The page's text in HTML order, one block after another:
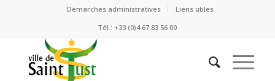
Démarches administratives
Liens utiles
Tél.: +33 (0)4 67 83 56 00